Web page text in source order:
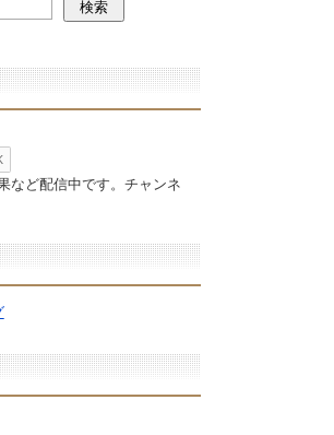
など配信中です。チャンネ